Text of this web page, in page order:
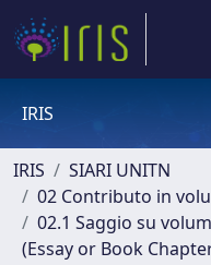
IRIS
IRIS
SIARI UNITN
02 Contributo in
02.1 Saggio su
(Essay or Book